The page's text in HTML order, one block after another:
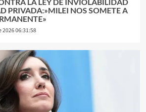
PRIVADA:»MILEI NOS SOMETE A
06:31:58